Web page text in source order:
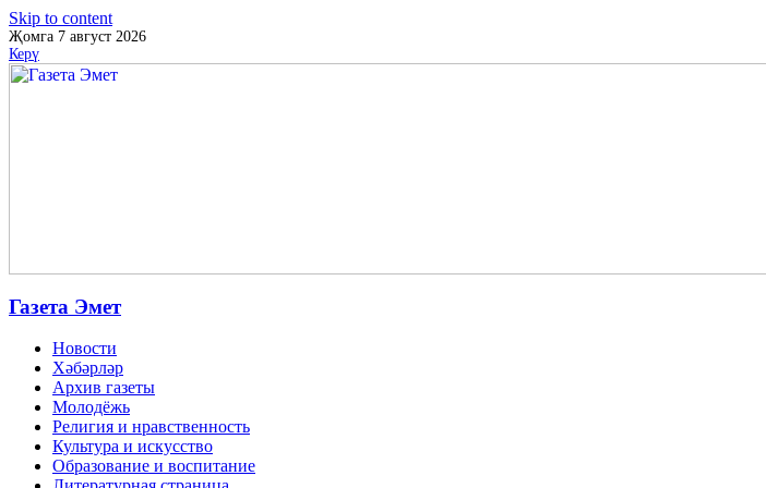
Skip to content
Җомга 7 август 2026
Керү
Газета Эмет
Новости
Хәбәрләр
Архив газеты
Молодёжь
Религия и нравственность
Культура и искусство
Образование и воспитание